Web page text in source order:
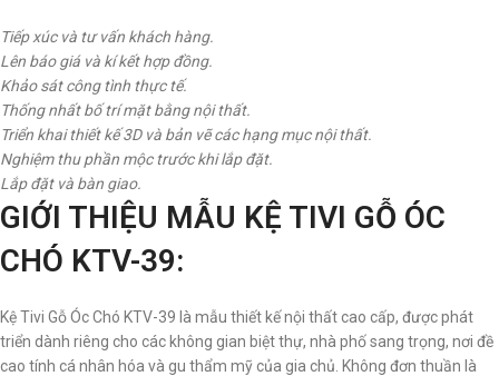
Tiếp xúc và tư vấn khách hàng.
Lên báo giá và kí kết hợp đồng.
Khảo sát công tình thực tế.
Thống nhất bố trí mặt bằng nội thất.
Triển khai thiết kế 3D và bản vẽ các hạng mục nội thất.
Nghiệm thu phần mộc trước khi lắp đặt.
Lắp đặt và bàn giao.
GIỚI THIỆU MẪU KỆ TIVI GỖ ÓC
CHÓ KTV-39:
Kệ Tivi Gỗ Óc Chó KTV-39 là mẫu thiết kế nội thất cao cấp, được phát
triển dành riêng cho các không gian biệt thự, nhà phố sang trọng, nơi đề
cao tính cá nhân hóa và gu thẩm mỹ của gia chủ. Không đơn thuần là